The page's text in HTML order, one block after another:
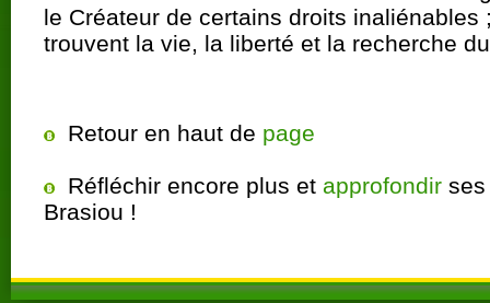
le Créateur de certains droits inaliénables
trouvent la vie, la liberté et la recherche
Retour en haut de page
Réfléchir encore plus et approfondir
Brasiou !